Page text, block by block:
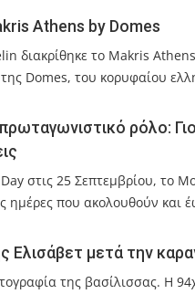
Athens by Domes
διακρίθηκε το Makris
Domes, του κορυφαίου
ρόλο:
στις 25 Σεπτεμβρίου, το
ημέρες που ακολουθούν και
μετά την
της βασίλισσας. Η